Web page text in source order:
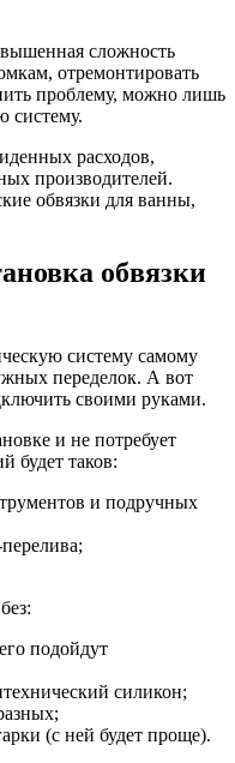
сложность
отремонтировать
проблему, можно лишь
систему.
расходов,
производителей.
обвязки для ванны,
обвязки
систему самому
переделок. А вот
своими руками.
и не потребует
будет таков:
и подручных
подойдут
силикон;
(с ней будет проще).